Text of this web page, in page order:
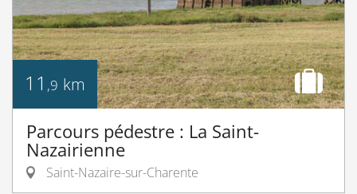
11 ,9 km
Parcours pédestre : La Saint-
Nazairienne
Saint-Nazaire-sur-Charente